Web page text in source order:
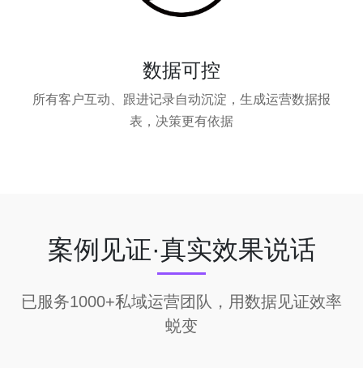
数据可控
所有客户互动、跟进记录自动沉淀，生成运营数据报
表，决策更有依据
案例见证·真实效果说话
已服务1000+私域运营团队，用数据见证效率
蜕变